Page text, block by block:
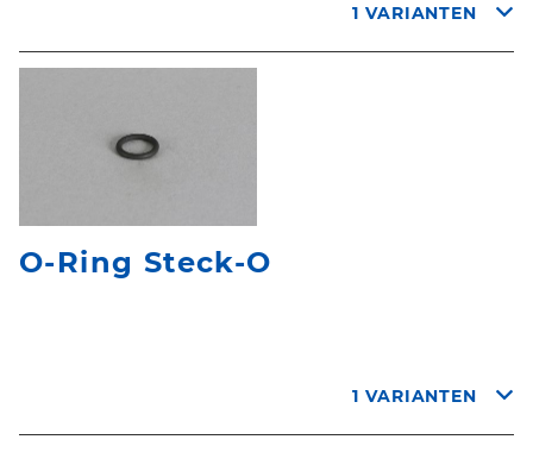
1 VARIANTEN
O-Ring Steck-O
1 VARIANTEN